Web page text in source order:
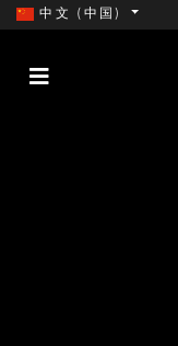
中文 (中国)